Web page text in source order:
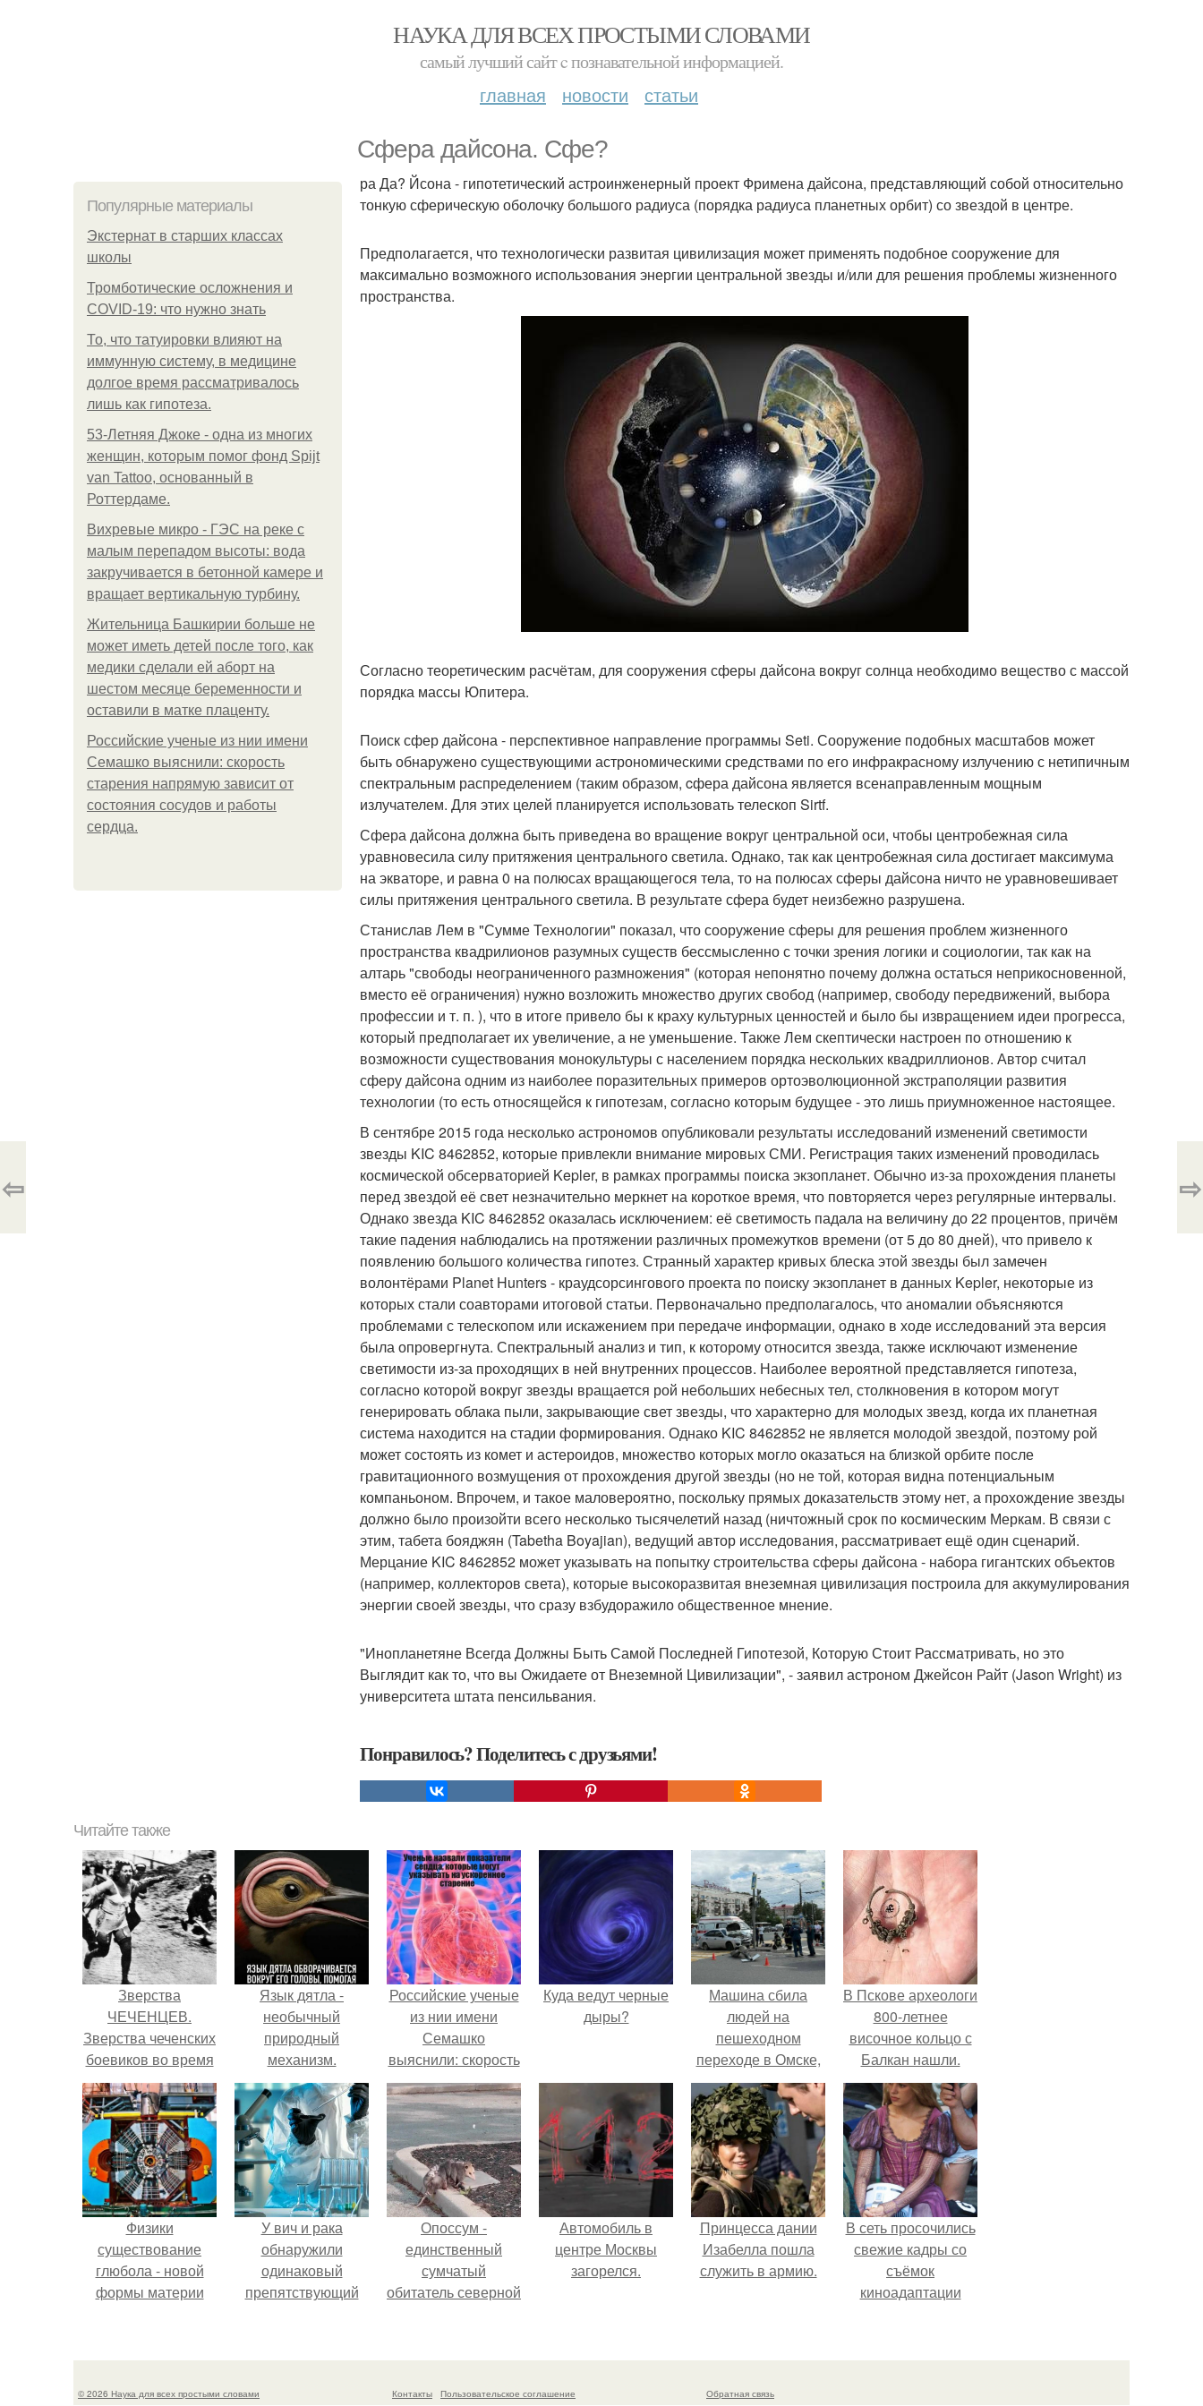
НАУКА ДЛЯ ВСЕХ ПРОСТЫМИ СЛОВАМИ
самый лучший сайт c познавательной информацией.
главная новости статьи
Сфера дайсона. Сфе?
Популярные материалы
Экстернат в старших классах
школы
Тромботические осложнения и
COVID-19: что нужно знать
То, что татуировки влияют на
иммунную систему, в медицине
долгое время рассматривалось
лишь как гипотеза.
53-Летняя Джоке - одна из многих
женщин, которым помог фонд Spijt
van Tattoo, основанный в
Роттердаме.
Вихревые микро - ГЭС на реке с
малым перепадом высоты: вода
закручивается в бетонной камере и
вращает вертикальную турбину.
Жительница Башкирии больше не
может иметь детей после того, как
медики сделали ей аборт на
шестом месяце беременности и
оставили в матке плаценту.
Российские ученые из нии имени
Семашко выяснили: скорость
старения напрямую зависит от
состояния сосудов и работы
сердца.
ра Да? Йсона - гипотетический астроинженерный проект Фримена дайсона, представляющий собой относительно
тонкую сферическую оболочку большого радиуса (порядка радиуса планетных орбит) со звездой в центре.
Предполагается, что технологически развитая цивилизация может применять подобное сооружение для
максимально возможного использования энергии центральной звезды и/или для решения проблемы жизненного
пространства.
Согласно теоретическим расчётам, для сооружения сферы дайсона вокруг солнца необходимо вещество с массой
порядка массы Юпитера.
Поиск сфер дайсона - перспективное направление программы Seti. Сооружение подобных масштабов может
быть обнаружено существующими астрономическими средствами по его инфракрасному излучению с нетипичным
спектральным распределением (таким образом, cфера дайсона является всенаправленным мощным
излучателем. Для этих целей планируется использовать телескоп Sirtf.
Сфера дайсона должна быть приведена во вращение вокруг центральной оси, чтобы центробежная сила
уравновесила силу притяжения центрального светила. Однако, так как центробежная сила достигает максимума
на экваторе, и равна 0 на полюсах вращающегося тела, то на полюсах сферы дайсона ничто не уравновешивает
силы притяжения центрального светила. В результате сфера будет неизбежно разрушена.
Станислав Лем в "Сумме Технологии" показал, что сооружение сферы для решения проблем жизненного
пространства квадрилионов разумных существ бессмысленно с точки зрения логики и социологии, так как на
алтарь "свободы неограниченного размножения" (которая непонятно почему должна остаться неприкосновенной,
вместо её ограничения) нужно возложить множество других свобод (например, свободу передвижений, выбора
профессии и т. п. ), что в итоге привело бы к краху культурных ценностей и было бы извращением идеи прогресса,
который предполагает их увеличение, а не уменьшение. Также Лем скептически настроен по отношению к
возможности существования монокультуры с населением порядка нескольких квадриллионов. Автор считал
сферу дайсона одним из наиболее поразительных примеров ортоэволюционной экстраполяции развития
технологии (то есть относящейся к гипотезам, согласно которым будущее - это лишь приумноженное настоящее.
В сентябре 2015 года несколько астрономов опубликовали результаты исследований изменений светимости
звезды KIC 8462852, которые привлекли внимание мировых СМИ. Регистрация таких изменений проводилась
космической обсерваторией Kepler, в рамках программы поиска экзопланет. Обычно из-за прохождения планеты
перед звездой её свет незначительно меркнет на короткое время, что повторяется через регулярные интервалы.
Однако звезда KIC 8462852 оказалась исключением: её светимость падала на величину до 22 процентов, причём
такие падения наблюдались на протяжении различных промежутков времени (от 5 до 80 дней), что привело к
появлению большого количества гипотез. Странный характер кривых блеска этой звезды был замечен
волонтёрами Planet Hunters - краудсорсингового проекта по поиску экзопланет в данных Kepler, некоторые из
которых стали соавторами итоговой статьи. Первоначально предполагалось, что аномалии объясняются
проблемами с телескопом или искажением при передаче информации, однако в ходе исследований эта версия
была опровергнута. Спектральный анализ и тип, к которому относится звезда, также исключают изменение
светимости из-за проходящих в ней внутренних процессов. Наиболее вероятной представляется гипотеза,
согласно которой вокруг звезды вращается рой небольших небесных тел, столкновения в котором могут
генерировать облака пыли, закрывающие свет звезды, что характерно для молодых звезд, когда их планетная
система находится на стадии формирования. Однако KIC 8462852 не является молодой звездой, поэтому рой
может состоять из комет и астероидов, множество которых могло оказаться на близкой орбите после
гравитационного возмущения от прохождения другой звезды (но не той, которая видна потенциальным
компаньоном. Впрочем, и такое маловероятно, поскольку прямых доказательств этому нет, а прохождение звезды
должно было произойти всего несколько тысячелетий назад (ничтожный срок по космическим Меркам. В связи с
этим, табета бояджян (Tabetha Boyajian), ведущий автор исследования, рассматривает ещё один сценарий.
Мерцание KIC 8462852 может указывать на попытку строительства сферы дайсона - набора гигантских объектов
(например, коллекторов света), которые высокоразвитая внеземная цивилизация построила для аккумулирования
энергии своей звезды, что сразу взбудоражило общественное мнение.
"Инопланетяне Всегда Должны Быть Самой Последней Гипотезой, Которую Стоит Рассматривать, но это
Выглядит как то, что вы Ожидаете от Внеземной Цивилизации", - заявил астроном Джейсон Райт (Jason Wright) из
университета штата пенсильвания.
Понравилось? Поделитесь с друзьями!
⇦ ⇨
Читайте также
Зверства
ЧЕЧЕНЦЕВ.
Зверства чеченских
боевиков во время
первой чеченской.
Язык дятла -
необычный
природный
механизм.
Российские ученые
из нии имени
Семашко
выяснили: скорость
старения напрямую
зависит от
состояния сосудов
и работы сердца.
Куда ведут черные
дыры?
Машина сбила
людей на
пешеходном
переходе в Омске,
пострадали 8
человек.
В Пскове археологи
800-летнее
височное кольцо с
Балкан нашли.
Физики
существование
глюбола - новой
формы материи
У вич и рака
обнаружили
одинаковый
препятствующий
Опоссум -
единственный
сумчатый
обитатель северной
Автомобиль в
центре Москвы
загорелся.
Принцесса дании
Изабелла пошла
служить в армию.
В сеть просочились
свежие кадры со
съёмок
киноадаптации
моментально
© 2026 Наука для всех простыми словами Контакты Пользовательское соглашение Обратная связь